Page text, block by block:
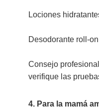
Lociones
Desodorante roll-
Consejo
verifique las
4. Para la mamá